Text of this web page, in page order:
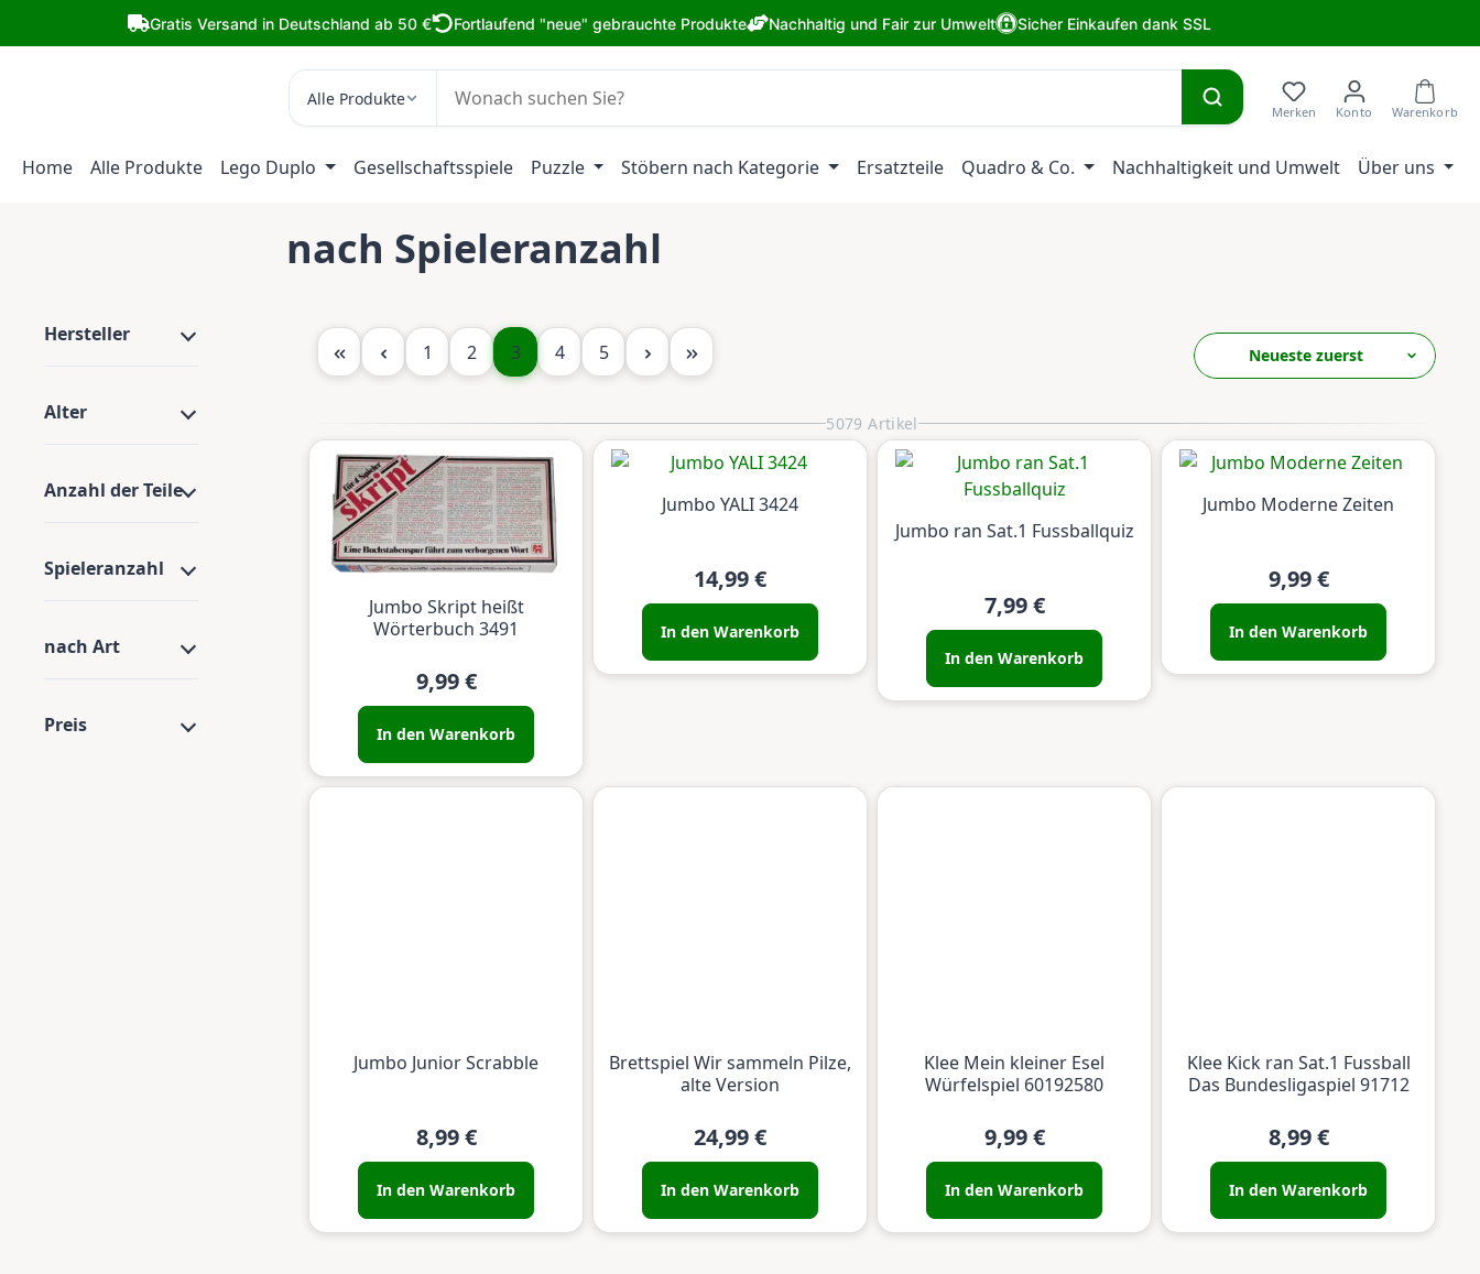
Hauptinhalt springen
Zur Suche springen
Zur Hauptnavigation springen
Gratis Versand in Deutschland ab 50 € Fortlaufend "neue" gebrauchte Produkte Nachhaltig und Fair zur Umwelt Sicher Einkaufen dank SSL
Alle Produkte
Home Alle Produkte Lego Duplo Gesellschaftsspiele Puzzle Stöbern nach Kategorie Ersatzteile Quadro & Co. Nachhaltigkeit und Umwelt Über uns
Hersteller
Alter
Anzahl der Teile
Spieleranzahl
nach Art
Preis
nach Spieleranzahl
Seite
1 Seite
2 Seite
3 Seite
4 Seite
5
5079 Artikel
Jumbo Skript heißt
Wörterbuch 3491
9,99 €
In den Warenkorb
Jumbo YALI 3424
14,99 €
In den Warenkorb
Jumbo ran Sat.1 Fussballquiz
7,99 €
In den Warenkorb
Jumbo Moderne Zeiten
9,99 €
In den Warenkorb
Jumbo Junior Scrabble
8,99 €
In den Warenkorb
Brettspiel Wir sammeln Pilze,
alte Version
24,99 €
In den Warenkorb
Klee Mein kleiner Esel
Würfelspiel 60192580
9,99 €
In den Warenkorb
Klee Kick ran Sat.1 Fussball
Das Bundesligaspiel 91712
8,99 €
In den Warenkorb